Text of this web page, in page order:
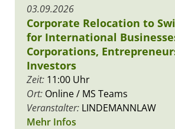
03.09.2026
Corporate Relocation to
for International
Corporations,
Investors
Zeit: 11:00 Uhr
Ort: Online / MS Teams
Veranstalter: LINDEMANNLAW
Mehr Infos